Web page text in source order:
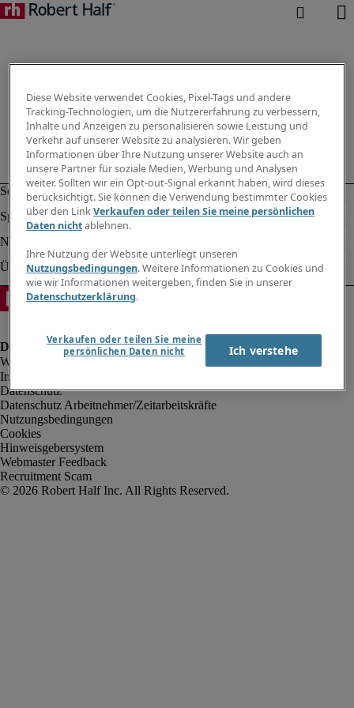
Impressum
Datenschutz
Datenschutz Arbeitnehmer/Zeitarbeitskräfte
Nutzungsbedingungen
Cookies
Hinweisgebersystem
Webmaster Feedback
Recruitment Scam
Diese Website verwendet Cookies, Pixel-Tags und andere
Tracking-Technologien, um die Nutzererfahrung zu verbessern,
Inhalte und Anzeigen zu personalisieren sowie Leistung und
Verkehr auf unserer Website zu analysieren. Wir geben
Informationen über Ihre Nutzung unserer Website auch an
unsere Partner für soziale Medien, Werbung und Analysen
weiter. Sollten wir ein Opt-out-Signal erkannt haben, wird dieses
berücksichtigt. Sie können die Verwendung bestimmter Cookies
über den LinkVerkaufen oder teilen Sie meine persönlichen
Daten nichtablehnen.
Ihre Nutzung der Website unterliegt unseren
Nutzungsbedingungen. Weitere Informationen zu Cookies und
wie wir Informationen weitergeben, finden Sie in unserer
Datenschutzerklärung.
Verkaufen oder teilen Sie meine
persönlichen Daten nicht
Ich verstehe